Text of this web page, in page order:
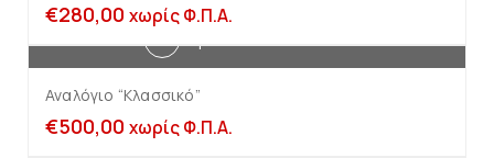
€280,00 χωρίς Φ.Π.Α.
Αναλόγιο “Κλασσικό”
€500,00 χωρίς Φ.Π.Α.